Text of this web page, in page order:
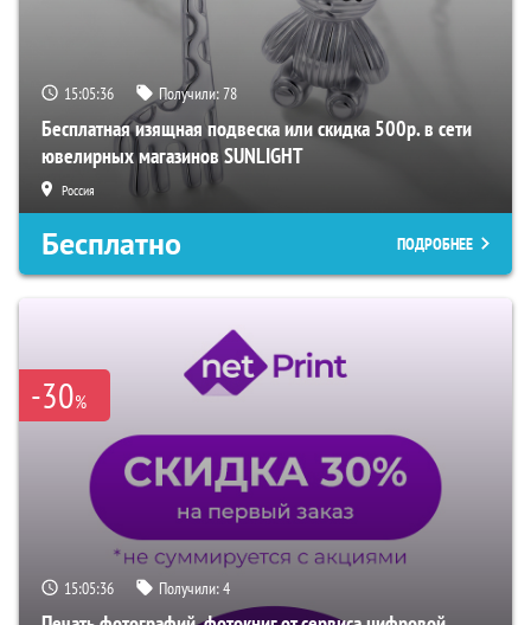
15:05:35 Получили:78
Бесплатная изящная подвеска или скидка 500р. в сети
ювелирных магазинов SUNLIGHT
Россия
Бесплатно ПОДРОБНЕЕ
-30%
15:05:35 Получили:4